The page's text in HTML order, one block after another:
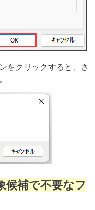
をクリックすると、さ
候補で不要なフ